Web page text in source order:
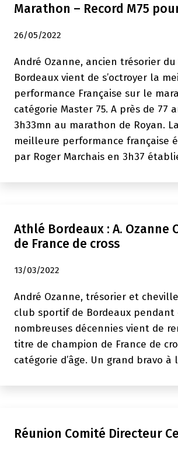
Marathon – Record M75
26/05/2022
André Ozanne, ancien trésorier
Bordeaux vient de s’octroyer la
performance Française sur le
catégorie Master 75. A près de 77
3h33mn au marathon de Royan.
meilleure performance française
par Roger Marchais en 3h37
Athlé Bordeaux : A. Ozanne
de France de cross
13/03/2022
André Ozanne, trésorier et
club sportif de Bordeaux pendant
nombreuses décennies vient de
titre de champion de France de
catégorie d’âge. Un grand bravo à
Réunion Comité Directeur